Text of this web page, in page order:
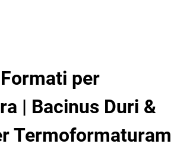
per
| Bacinus Duri &
Termoformaturam